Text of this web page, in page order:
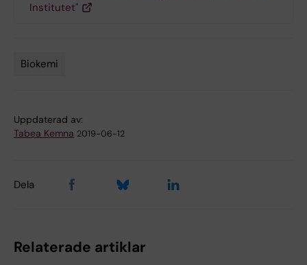
Institutet"
Biokemi
Uppdaterad av:
Tabea Kemna 2019-06-12
Dela
Relaterade artiklar